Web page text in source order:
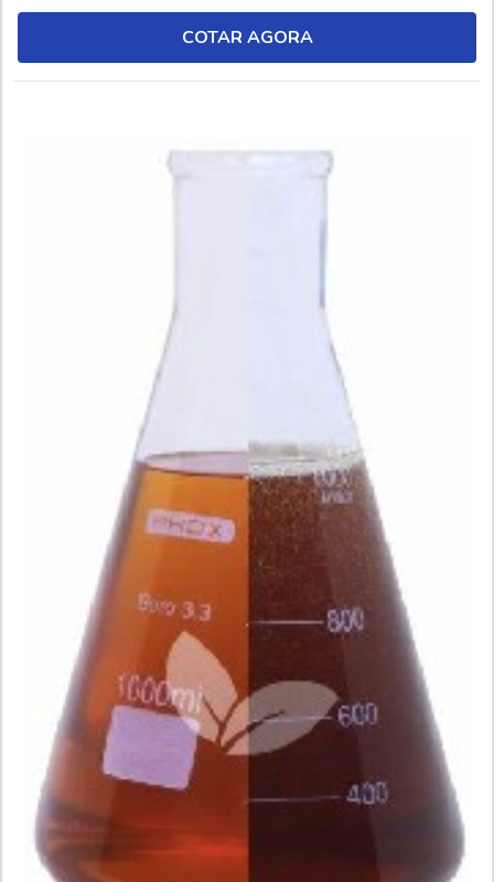
relacionadas à soldagem. O antirrespingo de solda, por sua
vez, é um produto químico (líquido ou aerossol), desenvolvido
por meio de agentes anti...
COTAR AGORA